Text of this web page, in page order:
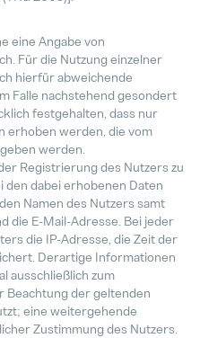
Programm
/
eine Angabe von
Für die Nutzung einzelner
hierfür abweichende
Falle nachstehend gesondert
festgehalten, dass nur
erhoben werden, die vom
werden.
Registrierung des Nutzers zu
dabei erhobenen Daten
Namen des Nutzers samt
die E-Mail-Adresse. Bei jeder
die IP-Adresse, die Zeit der
Derartige Informationen
ausschließlich zum
Beachtung der geltenden
eine weitergehende
Zustimmung des Nutzers.